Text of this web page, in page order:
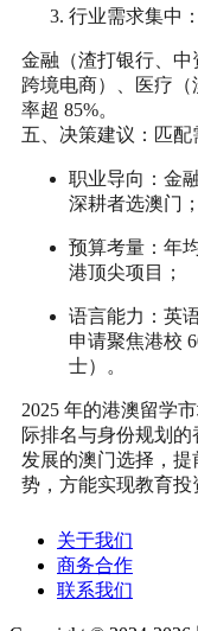
行业需求集中 ：
金融（渣打银行、
跨境电商）、医疗
率超 85%。
五、决策建议：匹
职业导向 ：金
深耕者选澳门；
预算考量 ：年
港顶尖项目；
语言能力 ：英
申请聚焦港校
士）。
2025 年的港澳留学
际排名与身份规划
发展的澳门选择，
势，方能实现教育投
关于我们
商务合作
联系我们